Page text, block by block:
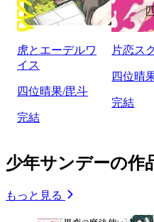
虎とエーデルワ
イス
四位晴果/毘斗
完結
片恋ス
四位晴
完結
少年サンデーの作
もっと見る